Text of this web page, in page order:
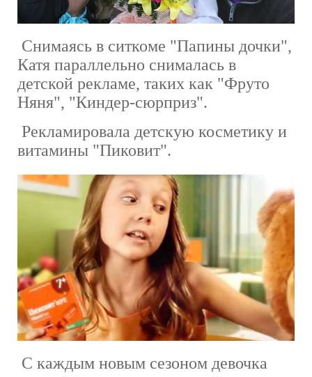
Снимаясь в ситкоме "Папины дочки",
Катя параллельно снималась в
детской рекламе, таких как "Фруто
Няня", "Киндер-сюрприз".
Рекламировала детскую косметику и
витамины "Пиковит".
С каждым новым сезоном девочка